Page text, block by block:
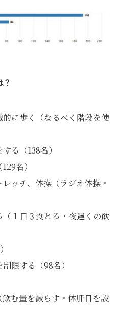
に歩く（なるべく階段を使
る（138名）
名）
ッチ、体操（ラジオ体操・
１日３食とる・夜遅くの飲
限する（98名）
む量を減らす・休肝日を設